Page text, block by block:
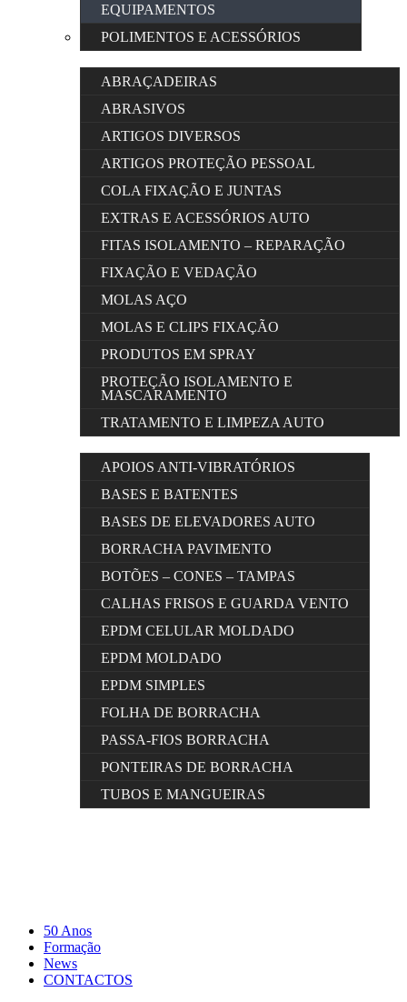
EQUIPAMENTOS
POLIMENTOS E ACESSÓRIOS
ABRAÇADEIRAS
ABRASIVOS
ARTIGOS DIVERSOS
ARTIGOS PROTEÇÃO PESSOAL
COLA FIXAÇÃO E JUNTAS
EXTRAS E ACESSÓRIOS AUTO
FITAS ISOLAMENTO – REPARAÇÃO
FIXAÇÃO E VEDAÇÃO
MOLAS AÇO
MOLAS E CLIPS FIXAÇÃO
PRODUTOS EM SPRAY
PROTEÇÃO ISOLAMENTO E
MASCARAMENTO
TRATAMENTO E LIMPEZA AUTO
APOIOS ANTI-VIBRATÓRIOS
BASES E BATENTES
BASES DE ELEVADORES AUTO
BORRACHA PAVIMENTO
BOTÕES – CONES – TAMPAS
CALHAS FRISOS E GUARDA VENTO
EPDM CELULAR MOLDADO
EPDM MOLDADO
EPDM SIMPLES
FOLHA DE BORRACHA
PASSA-FIOS BORRACHA
PONTEIRAS DE BORRACHA
TUBOS E MANGUEIRAS
50 Anos
Formação
News
CONTACTOS